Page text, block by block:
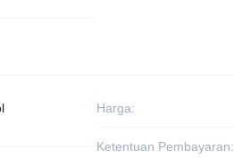
Harga:
Ketentuan Pembayaran: